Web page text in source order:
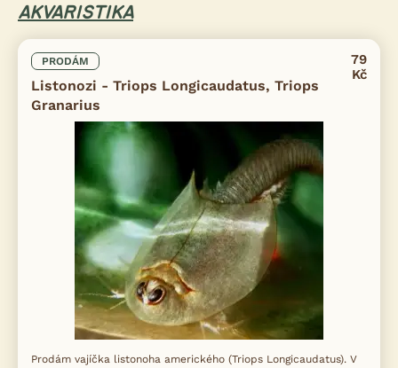
AKVARISTIKA
PRODÁM
Listonozi - Triops Longicaudatus, Triops
Granarius
79
Kč
Prodám vajíčka listonoha amerického (Triops Longicaudatus). V